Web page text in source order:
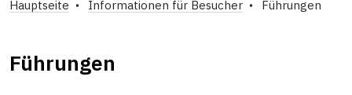
Hauptseite Informationen für Besucher Führungen
Führungen